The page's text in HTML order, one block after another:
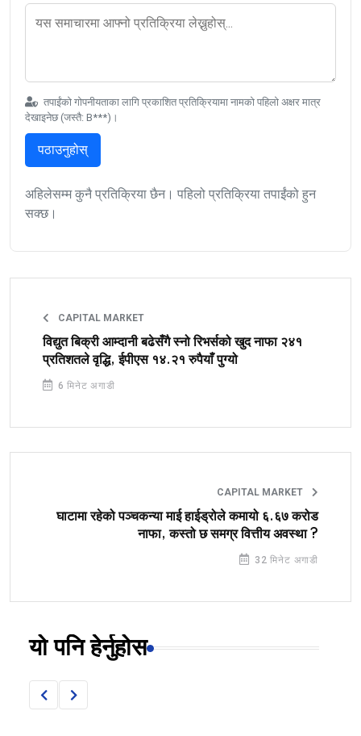
तपाईंको गोपनीयताका लागि प्रकाशित प्रतिक्रियामा नामको पहिलो अक्षर मात्र
देखाइनेछ (जस्तै: B***)।
पठाउनुहोस्
अहिलेसम्म कुनै प्रतिक्रिया छैन। पहिलो प्रतिक्रिया तपाईंको हुन
सक्छ।
CAPITAL MARKET
विद्युत बिक्री आम्दानी बढेसँगै स्नो रिभर्सको खुद नाफा २४१
प्रतिशतले वृद्धि, ईपीएस १४.२१ रुपैयाँ पुग्यो
6 मिनेट अगाडी
CAPITAL MARKET
घाटामा रहेको पञ्चकन्या माई हाईड्रोले कमायो ६.६७ करोड
नाफा, कस्तो छ समग्र वित्तीय अवस्था ?
32 मिनेट अगाडी
यो पनि हेर्नुहोस